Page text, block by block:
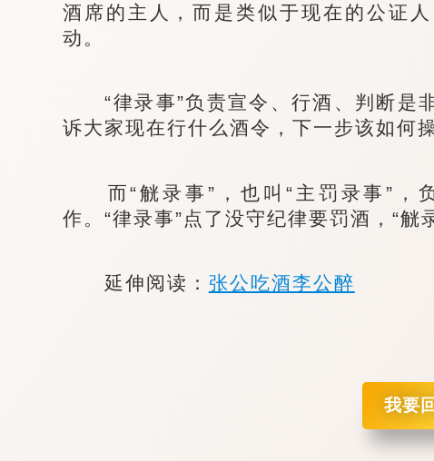
酒席的主人，而是类似于现在的公证
动。
“律录事”负责宣令、行酒、判断是
诉大家现在行什么酒令，下一步该如何操
而“觥录事”，也叫“主罚录事”，
作。“律录事”点了没守纪律要罚酒，“觥
延伸阅读： 张公吃酒李公醉
我要